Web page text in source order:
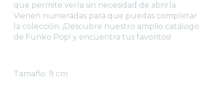
MERCHANDISING
JUEGOS
OUTLET
que permite verla sin necesidad de abrirla.
Vienen numeradas para que puedas completar
la colección. ¡Descubre nuestro amplio catálogo
de Funko Pop! y encuentra tus favoritos!
Tamaño: 9 cm